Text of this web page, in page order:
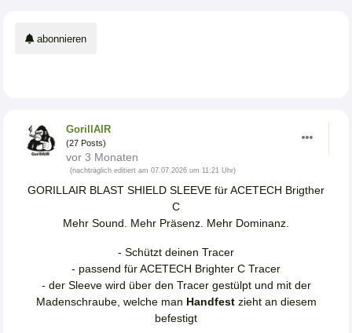
abonnieren
GorillAIR
(27 Posts)
vor 3 Monaten
(nachträglich editiert am 07.07.2026 um 11:21 Uhr)
GORILLAIR BLAST SHIELD SLEEVE für ACETECH Brigther
C
Mehr Sound. Mehr Präsenz. Mehr Dominanz.
- Schützt deinen Tracer
- passend für ACETECH Brighter C Tracer
- der Sleeve wird über den Tracer gestülpt und mit der
Madenschraube, welche man Handfestzieht an diesem
befestigt